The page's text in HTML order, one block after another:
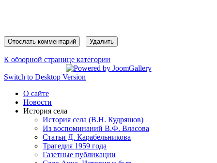
К обзорной странице категории
Switch to Desktop Version
О сайте
Новости
История села
История села (В.Н. Кудряшов)
Из воспоминаний В.Ф. Власова
Статьи Д. Карабельникова
Трагедия 1959 года
Газетные публикации